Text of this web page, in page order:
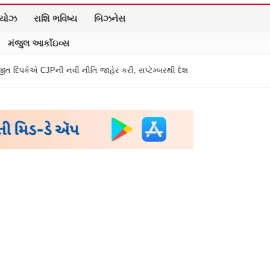
રાશિ ભવિષ્ય બિઝનેસ
મંજુલ આર્કાઇવ્સ
નવી નીતિ જાહેર કરી, સપ્ટેમ્બરથી દેશભારમાં થશે શરૂ